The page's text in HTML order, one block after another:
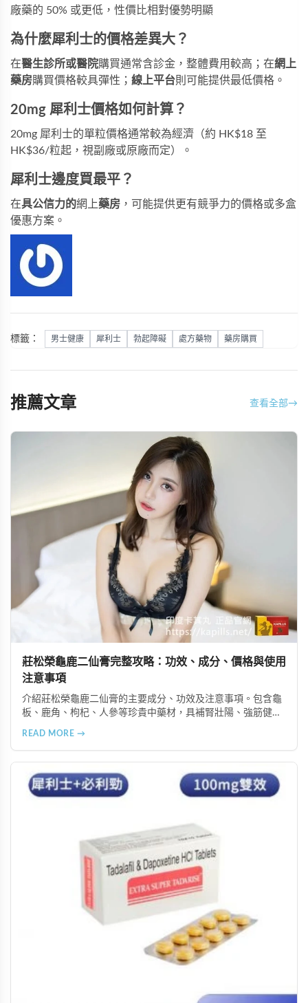
廠藥的 50% 或更低，性價比相對優勢明顯
為什麼犀利士的價格差異大？
在醫生診所或醫院購買通常含診金，整體費用較高；在網上
藥房購買價格較具彈性； 線上平台則可能提供最低價格。
20mg 犀利士價格如何計算？
20mg 犀利士的單粒價格通常較為經濟（約 HK$18 至
HK$36/粒起，視副廠或原廠而定）。
犀利士邊度買最平？
在具公信力的網上藥房 ，可能提供更有競爭力的價格或多盒
優惠方案。
標籤： 男士健康 犀利士 勃起障礙 處方藥物 藥房購買
推薦文章 查看全部→
莊松榮龜鹿二仙膏完整攻略：功效、成分、價格與使用
注意事項
介紹莊松榮龜鹿二仙膏的主要成分、功效及注意事項。包含龜
板、鹿角、枸杞、人參等珍貴中藥材，具補腎壯陽、強筋健
READ MORE →